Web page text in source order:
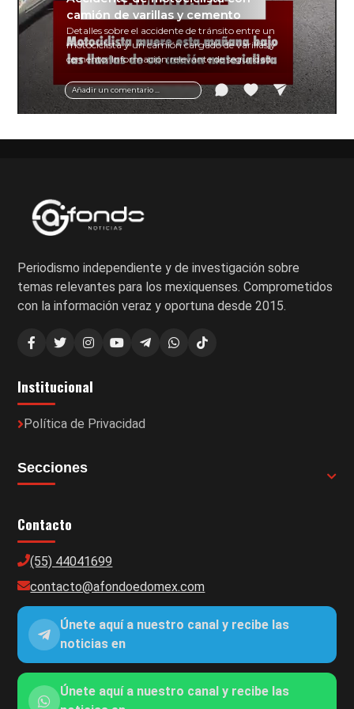
Añadir un comentario ...
camión de varillas y cemento
Detalles sobre el accidente de tránsito entre un
motociclista y un camión cargado de varillas y
cemento. Información relevante de seguridad
vial y recomendaciones para motociclistas.
Periodismo independiente y de investigación sobre
temas relevantes para los mexiquenses. Comprometidos
con la información veraz y oportuna desde 2015.
Institucional
Política de Privacidad
Secciones
Contacto
(55) 44041699
contacto@afondoedomex.com
Únete aquí a nuestro canal y recibe las
noticias en
Únete aquí a nuestro canal y recibe las